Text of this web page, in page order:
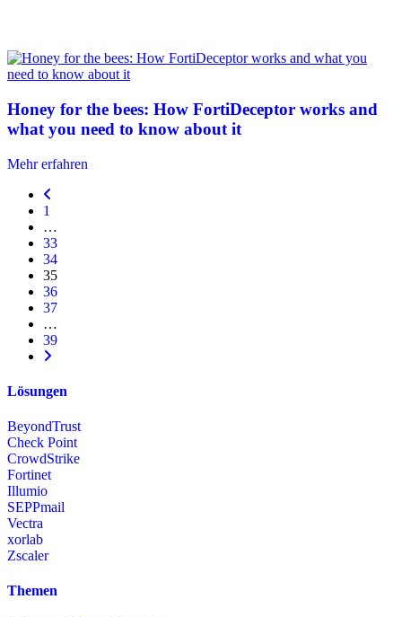
Honey for the bees: How FortiDeceptor works and
what you need to know about it
Mehr erfahren
1
…
33
34
35
36
37
…
39
Lösungen
BeyondTrust
Check Point
CrowdStrike
Fortinet
Illumio
SEPPmail
Vectra
xorlab
Zscaler
Themen